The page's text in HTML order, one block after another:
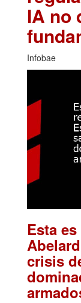
IA no
Infobae
Esta
crisis